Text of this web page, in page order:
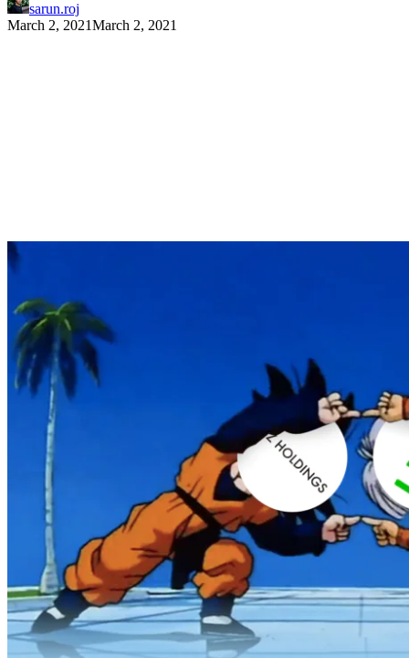
sarun.roj
March 2, 2021March 2, 2021